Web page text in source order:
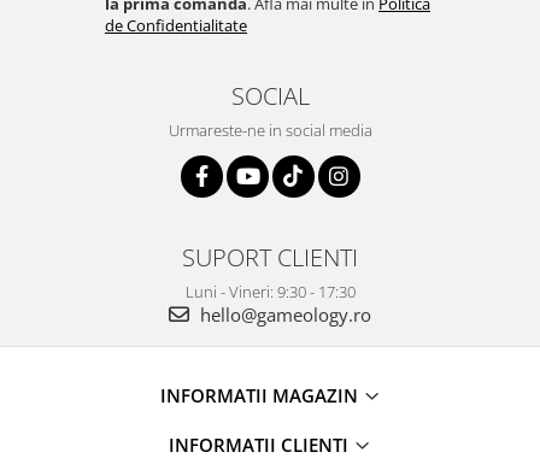
de Confidentialitate
SOCIAL
Urmareste-ne in social media
SUPORT CLIENTI
Luni - Vineri: 9:30 - 17:30
hello@gameology.ro
INFORMATII MAGAZIN
INFORMATII CLIENTI